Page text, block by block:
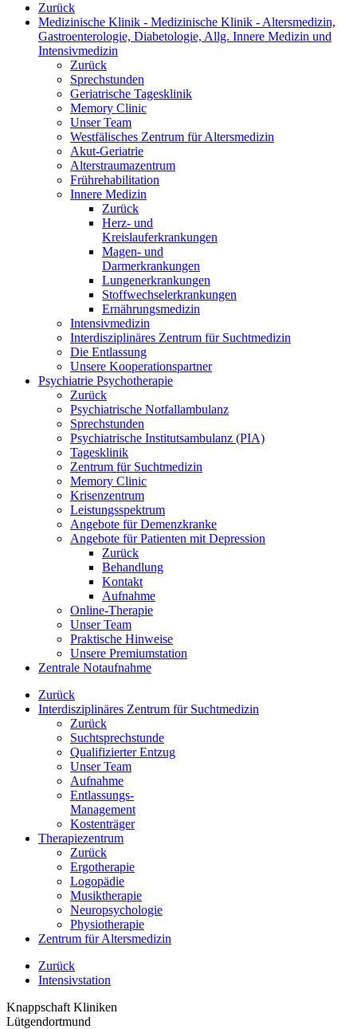
Zurück
Medizinische Klinik - Medizinische Klinik - Altersmedizin,
Gastroenterologie, Diabetologie, Allg. Innere Medizin und
Intensivmedizin
Zurück
Sprechstunden
Geriatrische Tagesklinik
Memory Clinic
Unser Team
Westfälisches Zentrum für Altersmedizin
Akut-Geriatrie
Alterstraumazentrum
Frührehabilitation
Innere Medizin
Zurück
Herz- und
Kreislauferkrankungen
Magen- und
Darmerkrankungen
Lungenerkrankungen
Stoffwechselerkrankungen
Ernährungsmedizin
Intensivmedizin
Interdisziplinäres Zentrum für Suchtmedizin
Die Entlassung
Unsere Kooperationspartner
Psychiatrie Psychotherapie
Zurück
Psychiatrische Notfallambulanz
Sprechstunden
Psychiatrische Institutsambulanz (PIA)
Tagesklinik
Zentrum für Suchtmedizin
Memory Clinic
Krisenzentrum
Leistungsspektrum
Angebote für Demenzkranke
Angebote für Patienten mit Depression
Zurück
Behandlung
Kontakt
Aufnahme
Online-Therapie
Unser Team
Praktische Hinweise
Unsere Premiumstation
Zentrale Notaufnahme
Zurück
Interdisziplinäres Zentrum für Suchtmedizin
Zurück
Suchtsprechstunde
Qualifizierter Entzug
Unser Team
Aufnahme
Entlassungs-
Management
Kostenträger
Therapiezentrum
Zurück
Ergotherapie
Logopädie
Musiktherapie
Neuropsychologie
Physiotherapie
Zentrum für Altersmedizin
Zurück
Intensivstation
Knappschaft Kliniken
Lütgendortmund